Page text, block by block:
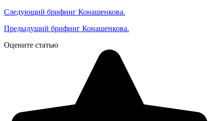
Следующий брифинг Конашенкова.
Предыдущий брифинг Конашенкова.
Оцените статью